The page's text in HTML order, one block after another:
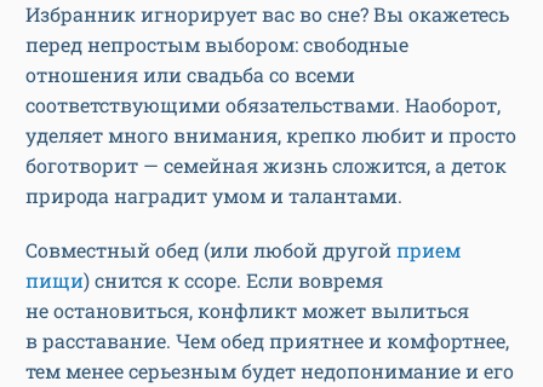
Избранник игнорирует вас во сне? Вы окажетесь
перед непростым выбором: свободные
отношения или свадьба со всеми
соответствующими обязательствами. Наоборот,
уделяет много внимания, крепко любит и просто
боготворит — семейная жизнь сложится, а деток
природа наградит умом и талантами.
Совместный обед (или любой другойприем
пищи) снится к ссоре. Если вовремя
не остановиться, конфликт может вылиться
в расставание. Чем обед приятнее и комфортнее,
тем менее серьезным будет недопонимание и его